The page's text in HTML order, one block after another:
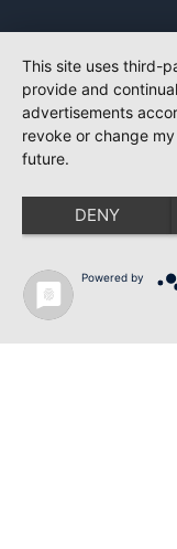
This site uses third-
provide and
advertisements
revoke or change
future.
DENY
Powered by